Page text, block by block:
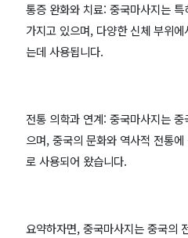
통증 완화와 치료: 중국마사지는
가지고 있으며, 다양한 신체 부위
는데 사용됩니다.
전통 의학과 연계: 중국마사지는
으며, 중국의 문화와 역사적 전통
로 사용되어 왔습니다.
요약하자면, 중국마사지는 중국의